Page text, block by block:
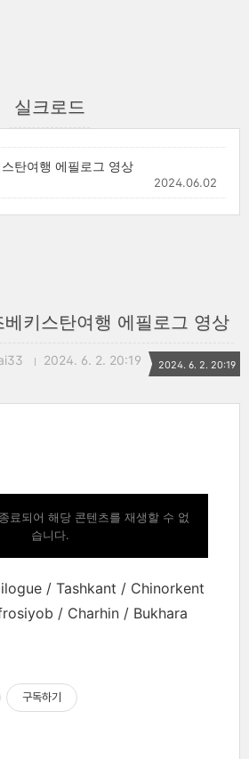
실크로드
탄여행 에필로그 영상
2024.06.02
키스탄여행 에필로그 영상
2024. 6. 2. 20:19 2024. 6. 2. 20:19
료되어 해당 콘텐츠를 재생할 수 없
습니다.
/ Tashkant / Chinorkent
/ Charhin / Bukhara
구독하기